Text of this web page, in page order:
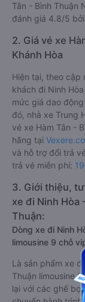
Tân - Bình Thuận
đánh giá 4.8/5
2. Giá vé xe
Khánh Hòa
Hiện tại, theo cập
khách đi Ninh
mức giá dao
đó, nhà xe Trung
vé xe Hàm Tân -
hãng tại
và hỗ trợ đổi trả
trả vé miễn phí:
3. Giới thiệu,
xe đi Ninh Hòa
Thuận:
Dòng xe đi Ninh
limousine 9 chỗ
Là sản phẩm xe
Thuận limousine
lại với các ghế